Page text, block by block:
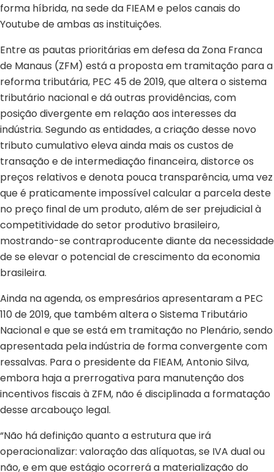
forma híbrida, na sede da FIEAM e pelos canais do
Youtube de ambas as instituições.
Entre as pautas prioritárias em defesa da Zona Franca
de Manaus (ZFM) está a proposta em tramitação para a
reforma tributária, PEC 45 de 2019, que altera o sistema
tributário nacional e dá outras providências, com
posição divergente em relação aos interesses da
indústria. Segundo as entidades, a criação desse novo
tributo cumulativo eleva ainda mais os custos de
transação e de intermediação financeira, distorce os
preços relativos e denota pouca transparência, uma vez
que é praticamente impossível calcular a parcela deste
no preço final de um produto, além de ser prejudicial à
competitividade do setor produtivo brasileiro,
mostrando-se contraproducente diante da necessidade
de se elevar o potencial de crescimento da economia
brasileira.
Ainda na agenda, os empresários apresentaram a PEC
110 de 2019, que também altera o Sistema Tributário
Nacional e que se está em tramitação no Plenário, sendo
apresentada pela indústria de forma convergente com
ressalvas. Para o presidente da FIEAM, Antonio Silva,
embora haja a prerrogativa para manutenção dos
incentivos fiscais à ZFM, não é disciplinada a formatação
desse arcabouço legal.
“Não há definição quanto a estrutura que irá
operacionalizar: valoração das alíquotas, se IVA dual ou
não, e em que estágio ocorrerá a materialização do